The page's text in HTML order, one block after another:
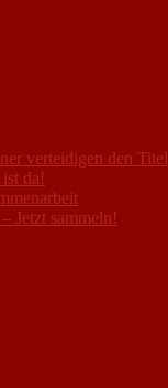
verteidigen den Titel
da!
Jetzt sammeln!